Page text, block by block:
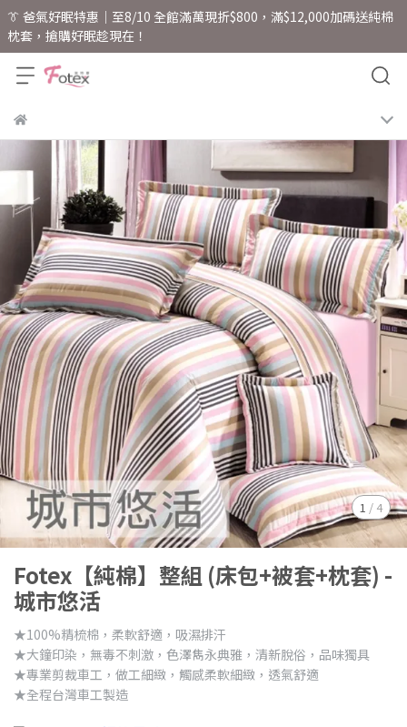
👔 爸氣好眠特惠｜至8/10 全館滿萬現折$800，滿$12,000加碼送純棉
枕套，搶購好眠趁現在！
1 / 4
Fotex【純棉】整組 (床包+被套+枕套) -
城市悠活
★100%精梳棉，柔軟舒適，吸濕排汗
★大鐘印染，無毒不刺激，色澤雋永典雅，清新脫俗，品味獨具
★專業剪裁車工，做工細緻，觸感柔軟細緻，透氣舒適
★全程台灣車工製造